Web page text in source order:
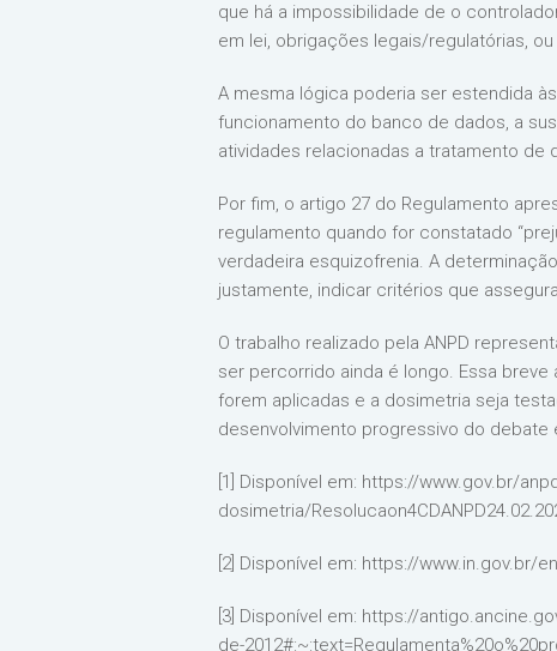
que há a impossibilidade de o
em lei, obrigações legais/regulatórias,
A mesma lógica poderia ser estendida
funcionamento do banco de dados, a
atividades relacionadas a tratamento de
Por fim, o artigo 27 do Regulamento
regulamento quando for constatado
verdadeira esquizofrenia. A
justamente, indicar critérios que
O trabalho realizado pela ANPD
ser percorrido ainda é longo. Essa
forem aplicadas e a dosimetria seja
desenvolvimento progressivo do debate
[1] Disponível em: https://www.gov.br/
dosimetria/
[2] Disponível em: https://www.in.gov.br/
[3] Disponível em: https://
de-